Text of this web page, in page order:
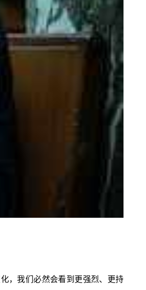
，我们必然会看到更强烈、更持